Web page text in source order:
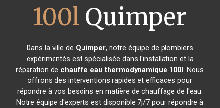
100l Quimper
Dans la ville de Quimper, notre équipe de plombiers
expérimentés est spécialisée dans l'installation et la
réparation de chauffe eau thermodynamique 100l. Nous
offrons des interventions rapides et efficaces pour
répondre à vos besoins en matière de chauffage de l'eau.
Notre équipe d'experts est disponible 7j/7 pour répondre à